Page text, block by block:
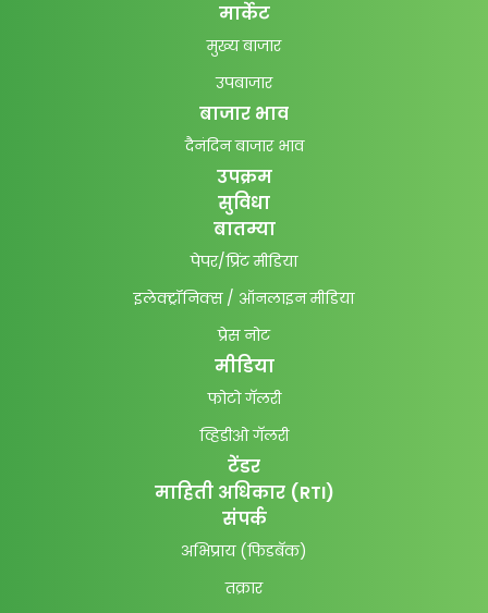
मार्केट
मुख्य बाजार
उपबाजार
बाजार भाव
दैनंदिन बाजार भाव
उपक्रम
सुविधा
बातम्या
पेपर/प्रिंट मीडिया
इलेक्ट्रॉनिक्स / ऑनलाइन मीडिया
प्रेस नोट
मीडिया
फोटो गॅलरी
व्हिडीओ गॅलरी
टेंडर
माहिती अधिकार (RTI)
संपर्क
अभिप्राय (फिडबॅक)
तक्रार